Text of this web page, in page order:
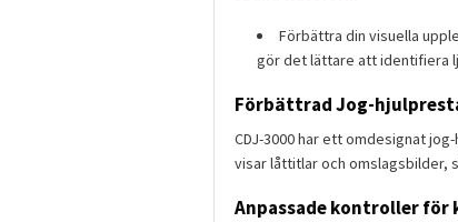
Förbättra din visuella
gör det lättare att identifiera
Förbättrad Jog-
CDJ-3000 har ett omdesignat
visar låttitlar och omslagsbilder,
Anpassade kontroller